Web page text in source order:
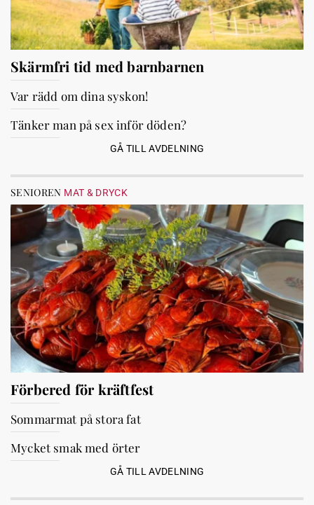
Skärmfri tid med barnbarnen
Var rädd om dina syskon!
Tänker man på sex inför döden?
GÅ TILL AVDELNING
SENIOREN MAT & DRYCK
Förbered för kräftfest
Sommarmat på stora fat
Mycket smak med örter
GÅ TILL AVDELNING